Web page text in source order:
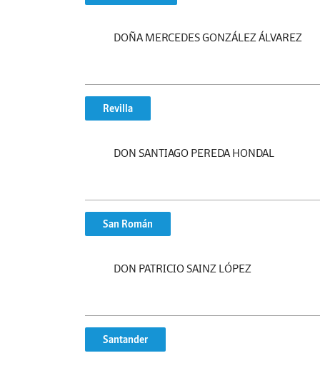
DOÑA MERCEDES GONZÁLEZ ÁLVAREZ
Revilla
DON SANTIAGO PEREDA HONDAL
San Román
DON PATRICIO SAINZ LÓPEZ
Santander